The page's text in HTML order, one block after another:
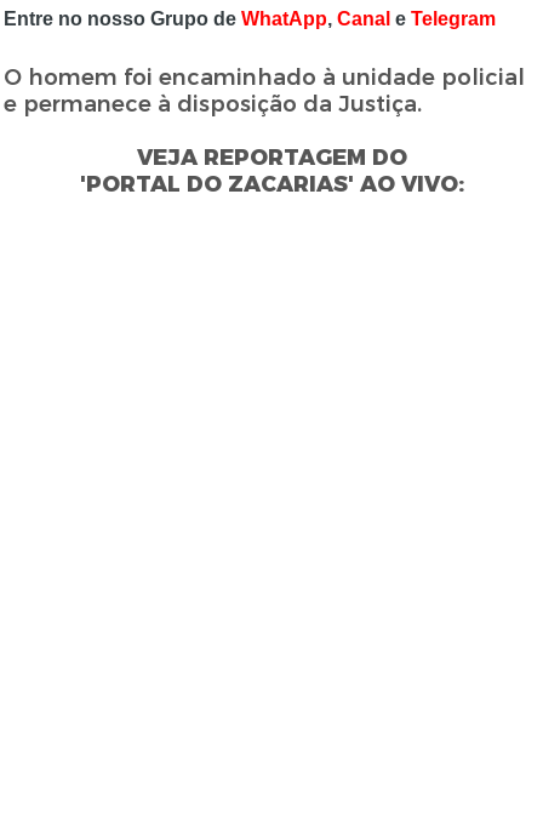
Entre no nosso Grupo deWhatApp,Canal eTelegram
O homem foi encaminhado à unidade policial
e permanece à disposição da Justiça.
VEJA REPORTAGEM DO
'PORTAL DO ZACARIAS' AO VIVO: